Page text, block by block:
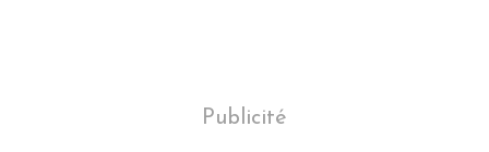
Publicité